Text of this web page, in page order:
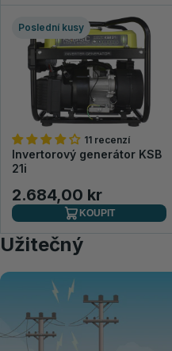
Poslední kusy
11 recenzí
Invertorový generátor KSB
21i
2.684,00 kr
KOUPIT
Užitečný